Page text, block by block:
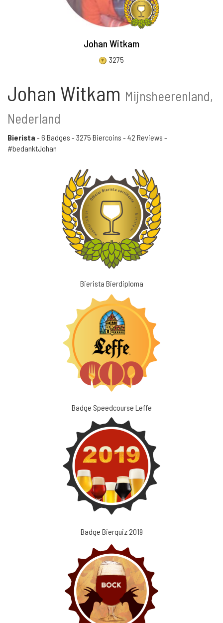
Johan Witkam
3275
Johan Witkam Mijnsheerenland,
Nederland
Bierista - 6 Badges - 3275 Biercoins - 42 Reviews -
#bedanktJohan
Bierista Bierdiploma
Badge Speedcourse Leffe
Badge Bierquiz 2019